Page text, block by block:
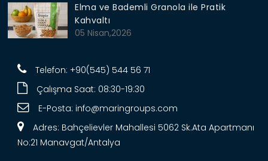
Elma ve Bademli Granola ile Pratik
Kahvaltı
05 Nisan,2026
Telefon: +90(545) 544 56 71
Çalışma Saat: 08:30-19:30
E-Posta: info@maringroups.com
Adres: Bahçelievler Mahallesi 5062 Sk.Ata Apartmanı
No:21 Manavgat/Antalya